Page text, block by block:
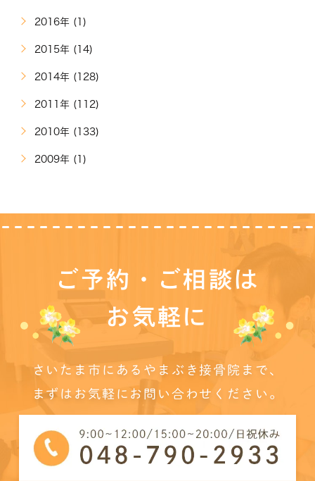
2016年 (1)
2015年 (14)
2014年 (128)
2011年 (112)
2010年 (133)
2009年 (1)
ご予約・ご相談は
お気軽に
さいたま市にあるやまぶき接骨院まで、
まずはお気軽にお問い合わせください。